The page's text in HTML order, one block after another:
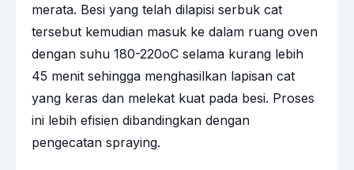
merata. Besi yang telah dilapisi serbuk cat
tersebut kemudian masuk ke dalam ruang oven
dengan suhu 180-220oC selama kurang lebih
45 menit sehingga menghasilkan lapisan cat
yang keras dan melekat kuat pada besi. Proses
ini lebih efisien dibandingkan dengan
pengecatan spraying.